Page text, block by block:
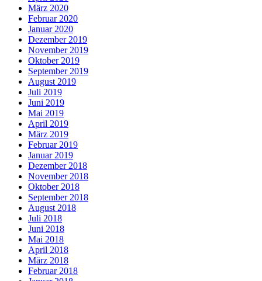
März 2020
Februar 2020
Januar 2020
Dezember 2019
November 2019
Oktober 2019
September 2019
August 2019
Juli 2019
Juni 2019
Mai 2019
April 2019
März 2019
Februar 2019
Januar 2019
Dezember 2018
November 2018
Oktober 2018
September 2018
August 2018
Juli 2018
Juni 2018
Mai 2018
April 2018
März 2018
Februar 2018